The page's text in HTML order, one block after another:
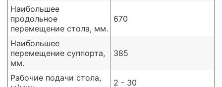
Наибольшее
продольное
перемещение стола, мм.
670
Наибольшее
перемещение суппорта,
мм.
385
Рабочие подачи стола,
2 - 30